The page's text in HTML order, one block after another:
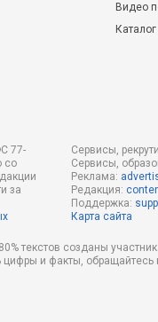
Видео
77-
со
за
Сервисы,
Сервисы,
Реклама:
Редакция:
Поддержка:
Карта сайта
текстов созданы
цифры и факты,